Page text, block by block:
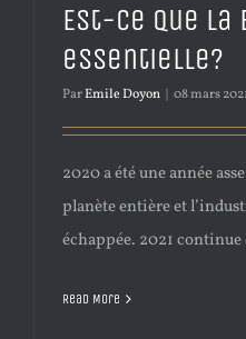
Est-ce que la
essentielle?
ParEmile Doyon 08 mars
2020 a été une année
planète entière et
échappée. 2021
Read More